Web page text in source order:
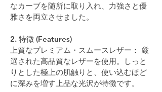
なカーブを随所に取り入れ、力強さと優
雅さを両立させました。
2. 特徴 (Features)
上質なプレミアム・スムースレザー： 厳
選された高品質なレザーを使用。しっと
りとした極上の肌触りと、使い込むほど
に深みを増す上品な光沢が特徴です。